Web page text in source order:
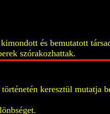
és bemutatott
szórakozhattak.
keresztül mutatja